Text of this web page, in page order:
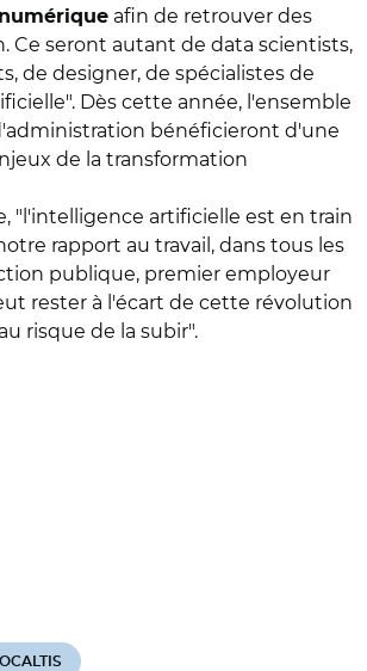
afin de retrouver des
Ce seront autant de data scientists,
de designer, de spécialistes de
Dès cette année, l'ensemble
bénéficieront d'une
de la transformation
"l'intelligence artificielle est en train
rapport au travail, dans tous les
publique, premier employeur
rester à l'écart de cette révolution
risque de la subir".